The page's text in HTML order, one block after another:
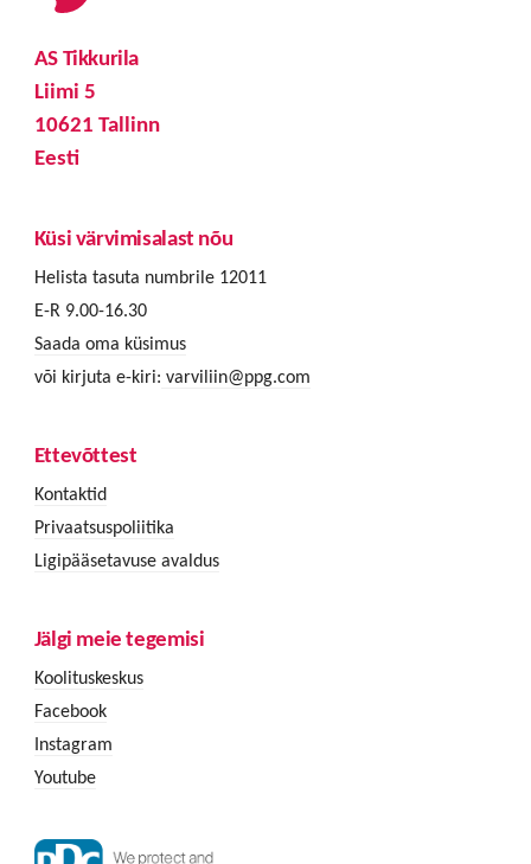
AS Tikkurila
Liimi 5
10621 Tallinn
Eesti
Küsi värvimisalast nõu
Helista tasuta numbrile 12011
E-R 9.00-16.30
Saada oma küsimus
või kirjuta e-kiri: varviliin@ppg.com
Ettevõttest
Kontaktid
Privaatsuspoliitika
Ligipääsetavuse avaldus
Jälgi meie tegemisi
Koolituskeskus
Facebook
Instagram
Youtube